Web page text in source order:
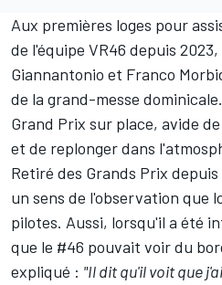
Aux premières loges pour
de l'équipe VR46 depuis
Giannantonio et Franco
de la grand-messe
Grand Prix sur place, avide
et de replonger dans
Retiré des Grands Prix
un sens de l'observation que
pilotes. Aussi, lorsqu'il a été
que le #46 pouvait voir du
expliqué : "Il dit qu'il voit que